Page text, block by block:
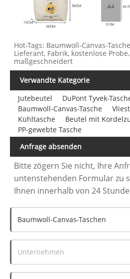
Hot-Tags: Baumwoll-Canvas-
Lieferant, Fabrik, kostenlose
maßgeschneidert
Verwandte Kategorie
Jutebeutel
DuPont Tyvek-
Baumwoll-Canvas-Tasche
Kühltasche
Beutel mit
PP-gewebte Tasche
Anfrage absenden
Bitte zögern Sie nicht, Ihre
untenstehenden Formular zu
Ihnen innerhalb von 24